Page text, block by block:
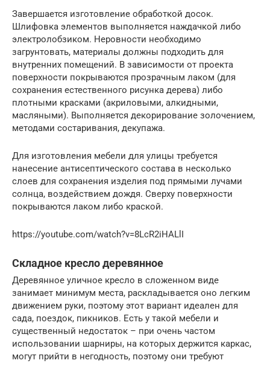
Завершается изготовление обработкой досок.
Шлифовка элементов выполняется наждачкой либо
электролобзиком. Неровности необходимо
загрунтовать, материалы должны подходить для
внутренних помещений. В зависимости от проекта
поверхности покрываются прозрачным лаком (для
сохранения естественного рисунка дерева) либо
плотными красками (акриловыми, алкидными,
масляными). Выполняется декорирование золочением,
методами состаривания, декупажа.
Для изготовления мебели для улицы требуется
нанесение антисептического состава в несколько
слоев для сохранения изделия под прямыми лучами
солнца, воздействием дождя. Сверху поверхности
покрываются лаком либо краской.
https://youtube.com/watch?v=8LcR2iHALlI
Складное кресло деревянное
Деревянное уличное кресло в сложенном виде
занимает минимум места, раскладывается оно легким
движением руки, поэтому этот вариант идеален для
сада, поездок, пикников. Есть у такой мебели и
существенный недостаток – при очень частом
использовании шарниры, на которых держится каркас,
могут прийти в негодность, поэтому они требуют